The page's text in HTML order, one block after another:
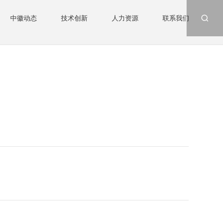
中徽动态 技术创新 人力资源 联系我们